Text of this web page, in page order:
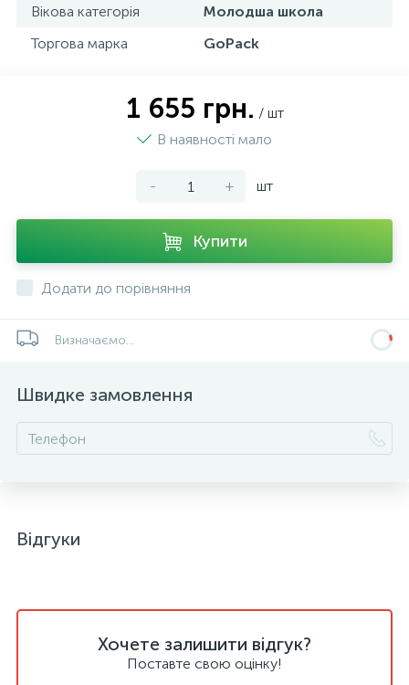
Вікова категорія
Молодша школа
Торгова марка
GoPack
1 655 грн. / шт
В наявності мало
- + шт
Купити
Додати до порівняння
Визначаємо...
Швидке замовлення
Відгуки
Хочете залишити відгук?
Поставте свою оцінку!